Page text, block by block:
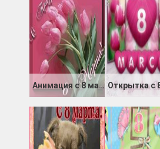
Анимация с 8 марта